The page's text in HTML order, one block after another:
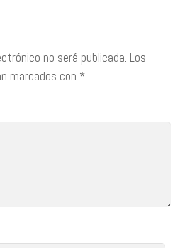
no será publicada. Los
marcados con *